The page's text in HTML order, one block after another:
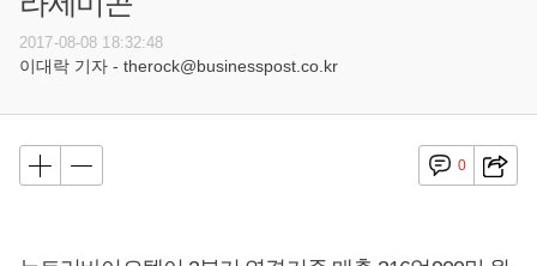
2017-08-08 18:32:48
이대락 기자 - therock@businesspost.co.kr
0